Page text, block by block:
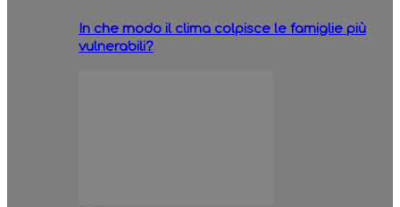
In che modo il clima colpisce le famiglie più
vulnerabili?